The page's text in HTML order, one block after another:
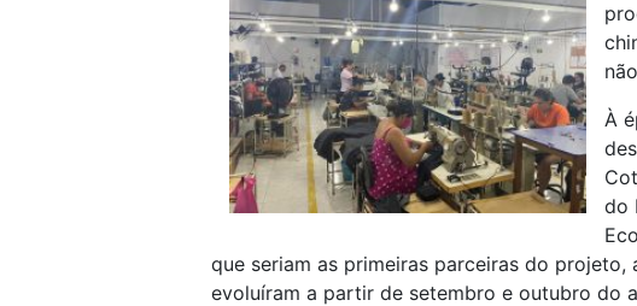
À
do
que seriam as primeiras parceiras do projeto,
evoluíram a partir de setembro e outubro do